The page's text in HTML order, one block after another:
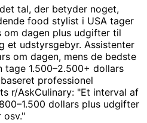
tal, der betyder noget,
food stylist i USA tager
om dagen plus udgifter til
et udstyrsgebyr. Assistenter
om dagen, mens de bedste
tage 1.500–2.500+ dollars
professionel
r/AskCulinary: "Et interval af
dollars plus udgifter
osv."